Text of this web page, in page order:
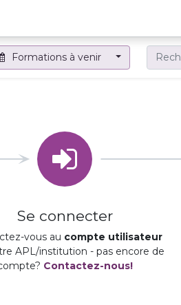
Formations à venir
Se connecter
vous au compte utilisateur
APL/institution - pas encore de
Contactez-nous!